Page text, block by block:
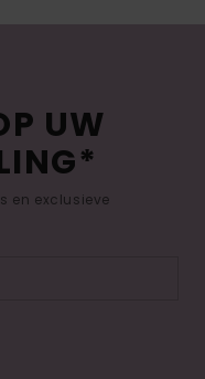
UW
en exclusieve